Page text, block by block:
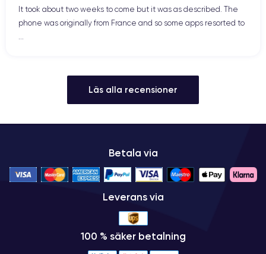
It took about two weeks to come but it was as described. The
phone was originally from France and so some apps resorted to
Läs alla recensioner
Betala via
Leverans via
100 % säker betalning